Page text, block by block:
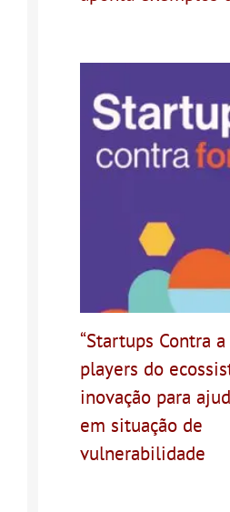
“Startups Contra
players do
inovação para
em situação de
vulnerabilidade